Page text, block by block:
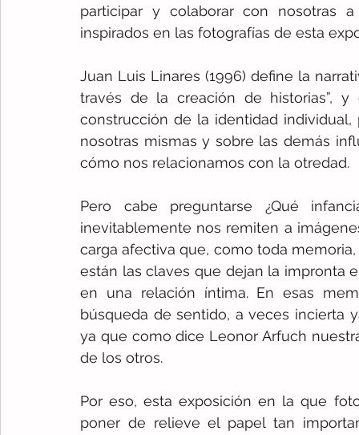
participar y colaborar con nosotras
inspirados en las fotografías de esta
Juan Luis Linares (1996) define la
través de la creación de historias”,
construcción de la identidad
nosotras mismas y sobre las demás
cómo nos relacionamos con la otredad.
Pero cabe preguntarse ¿Qué
inevitablemente nos remiten a
carga afectiva que, como toda
están las claves que dejan la impronta
en una relación íntima. En esas
búsqueda de sentido, a veces incierta
ya que como dice Leonor Arfuch
de los otros.
Por eso, esta exposición en la que
poner de relieve el papel tan